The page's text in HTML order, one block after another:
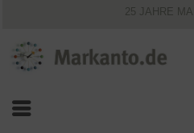
25 JAHRE
VIELFÄLTIGE
BESTPRICE-